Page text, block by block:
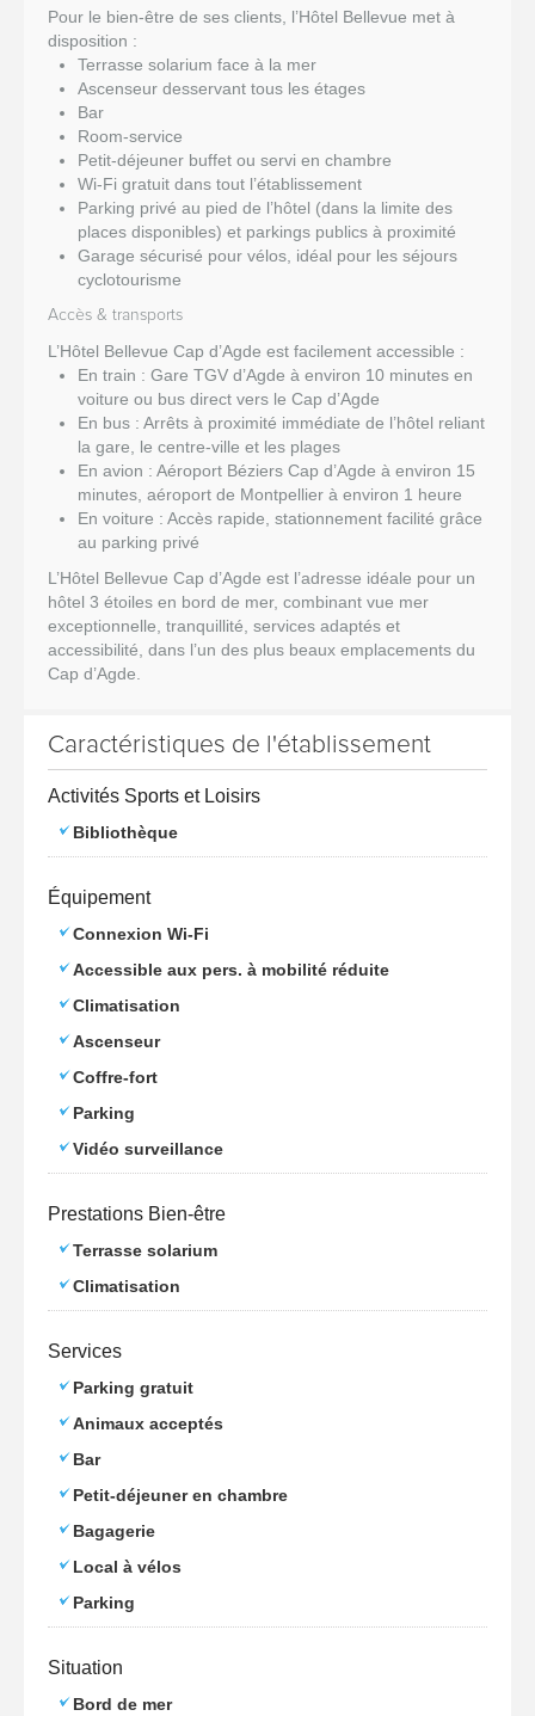
Pour le bien-être de ses clients, l’Hôtel Bellevue met à
disposition :
Terrasse solarium face à la mer
Ascenseur desservant tous les étages
Bar
Room-service
Petit-déjeuner buffet ou servi en chambre
Wi-Fi gratuit dans tout l’établissement
Parking privé au pied de l’hôtel (dans la limite des
places disponibles) et parkings publics à proximité
Garage sécurisé pour vélos, idéal pour les séjours
cyclotourisme
Accès & transports
L’Hôtel Bellevue Cap d’Agde est facilement accessible :
En train : Gare TGV d’Agde à environ 10 minutes en
voiture ou bus direct vers le Cap d’Agde
En bus : Arrêts à proximité immédiate de l’hôtel reliant
la gare, le centre-ville et les plages
En avion : Aéroport Béziers Cap d’Agde à environ 15
minutes, aéroport de Montpellier à environ 1 heure
En voiture : Accès rapide, stationnement facilité grâce
au parking privé
L’Hôtel Bellevue Cap d’Agde est l’adresse idéale pour un
hôtel 3 étoiles en bord de mer, combinant vue mer
exceptionnelle, tranquillité, services adaptés et
accessibilité, dans l’un des plus beaux emplacements du
Cap d’Agde.
Caractéristiques de l'établissement
Activités Sports et Loisirs
Bibliothèque
Équipement
Connexion Wi-Fi
Accessible aux pers. à mobilité réduite
Climatisation
Ascenseur
Coffre-fort
Parking
Vidéo surveillance
Prestations Bien-être
Terrasse solarium
Climatisation
Services
Parking gratuit
Animaux acceptés
Bar
Petit-déjeuner en chambre
Bagagerie
Local à vélos
Parking
Situation
Bord de mer